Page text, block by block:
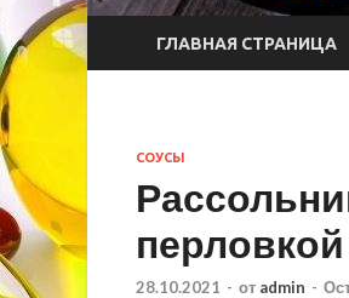
ГЛАВНАЯ СТРАНИЦА
СОУСЫ
перловкой
28.10.2021 - от admin -